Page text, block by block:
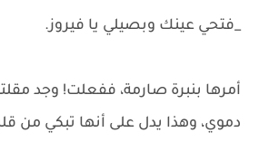
_فتحي عينك وبصيلي يا فيروز.
أمرها بنبرة صارمة، ففعلت! وجد
دموي، وهذا يدل على أنها تبكي من